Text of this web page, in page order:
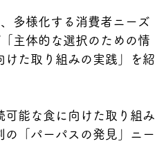
多様化する消費者ニーズ
主体的な選択のための情
た取り組みの実践」を紹
可能な食に向けた取り組み
の「パーパスの発見」ニー